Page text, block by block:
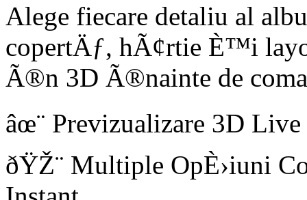
Alege fiecare detaliu al
copertÄƒ, hÃ¢rtie È™i
Ã®n 3D Ã®nainte de
âœ¨ Previzualizare 3D Live
ðŸŽ¨ Multiple OpÈ›iuni